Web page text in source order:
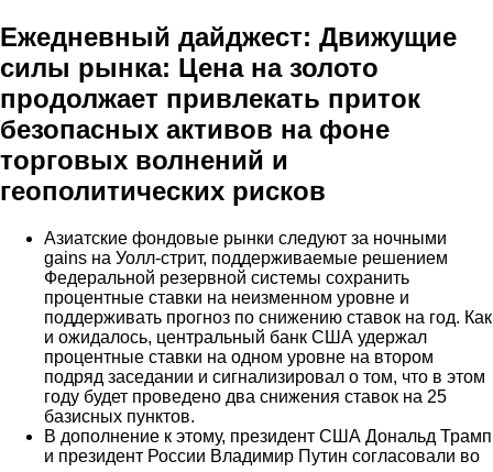
Ежедневный дайджест: Движущие
силы рынка: Цена на золото
продолжает привлекать приток
безопасных активов на фоне
торговых волнений и
геополитических рисков
Азиатские фондовые рынки следуют за ночными
gains на Уолл-стрит, поддерживаемые решением
Федеральной резервной системы сохранить
процентные ставки на неизменном уровне и
поддерживать прогноз по снижению ставок на год. Как
и ожидалось, центральный банк США удержал
процентные ставки на одном уровне на втором
подряд заседании и сигнализировал о том, что в этом
году будет проведено два снижения ставок на 25
базисных пунктов.
В дополнение к этому, президент США Дональд Трамп
и президент России Владимир Путин согласовали во